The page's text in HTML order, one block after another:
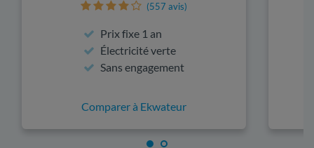
(557 avis)
Prix fixe 1 an
Électricité verte
Sans engagement
Comparer à Ekwateur